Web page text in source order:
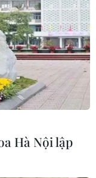
Hà Nội lập